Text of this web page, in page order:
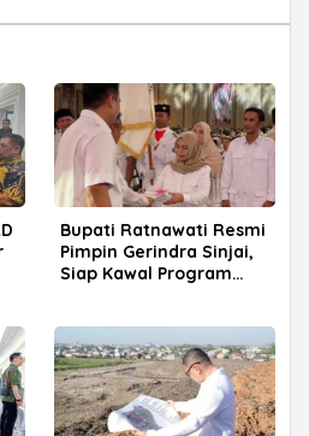
Bupati Ratnawati Resmi
Pimpin Gerindra Sinjai,
Siap Kawal Program